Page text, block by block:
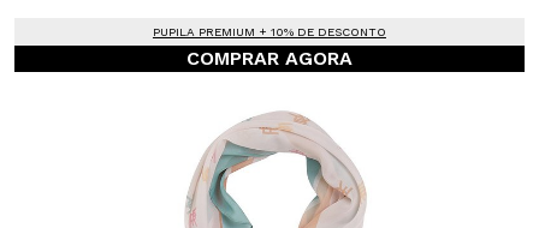
PUPILA PREMIUM + 10% DE DESCONTO
COMPRAR AGORA